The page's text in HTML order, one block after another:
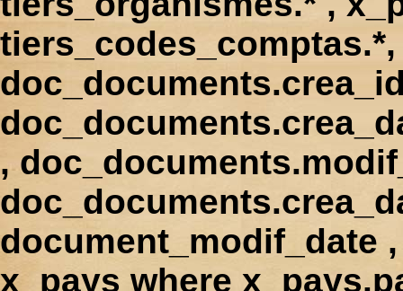
,
document_modif_date
x_pays where